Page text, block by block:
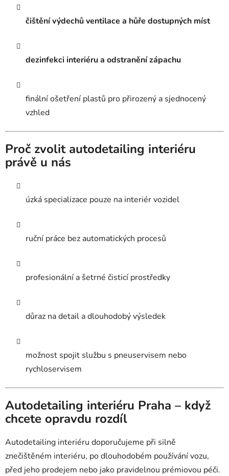
čištění výdechů ventilace a hůře dostupných míst
dezinfekci interiéru a odstranění zápachu
finální ošetření plastů pro přirozený a sjednocený
vzhled
Proč zvolit autodetailing interiéru
právě u nás
úzká specializace pouze na interiér vozidel
ruční práce bez automatických procesů
profesionální a šetrné čisticí prostředky
důraz na detail a dlouhodobý výsledek
možnost spojit službu s pneuservisem nebo
rychloservisem
Autodetailing interiéru Praha – když
chcete opravdu rozdíl
Autodetailing interiéru doporučujeme při silně
znečištěném interiéru, po dlouhodobém používání vozu,
před jeho prodejem nebo jako pravidelnou prémiovou péči.